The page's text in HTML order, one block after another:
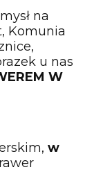
na
Komunia
u nas
W
w